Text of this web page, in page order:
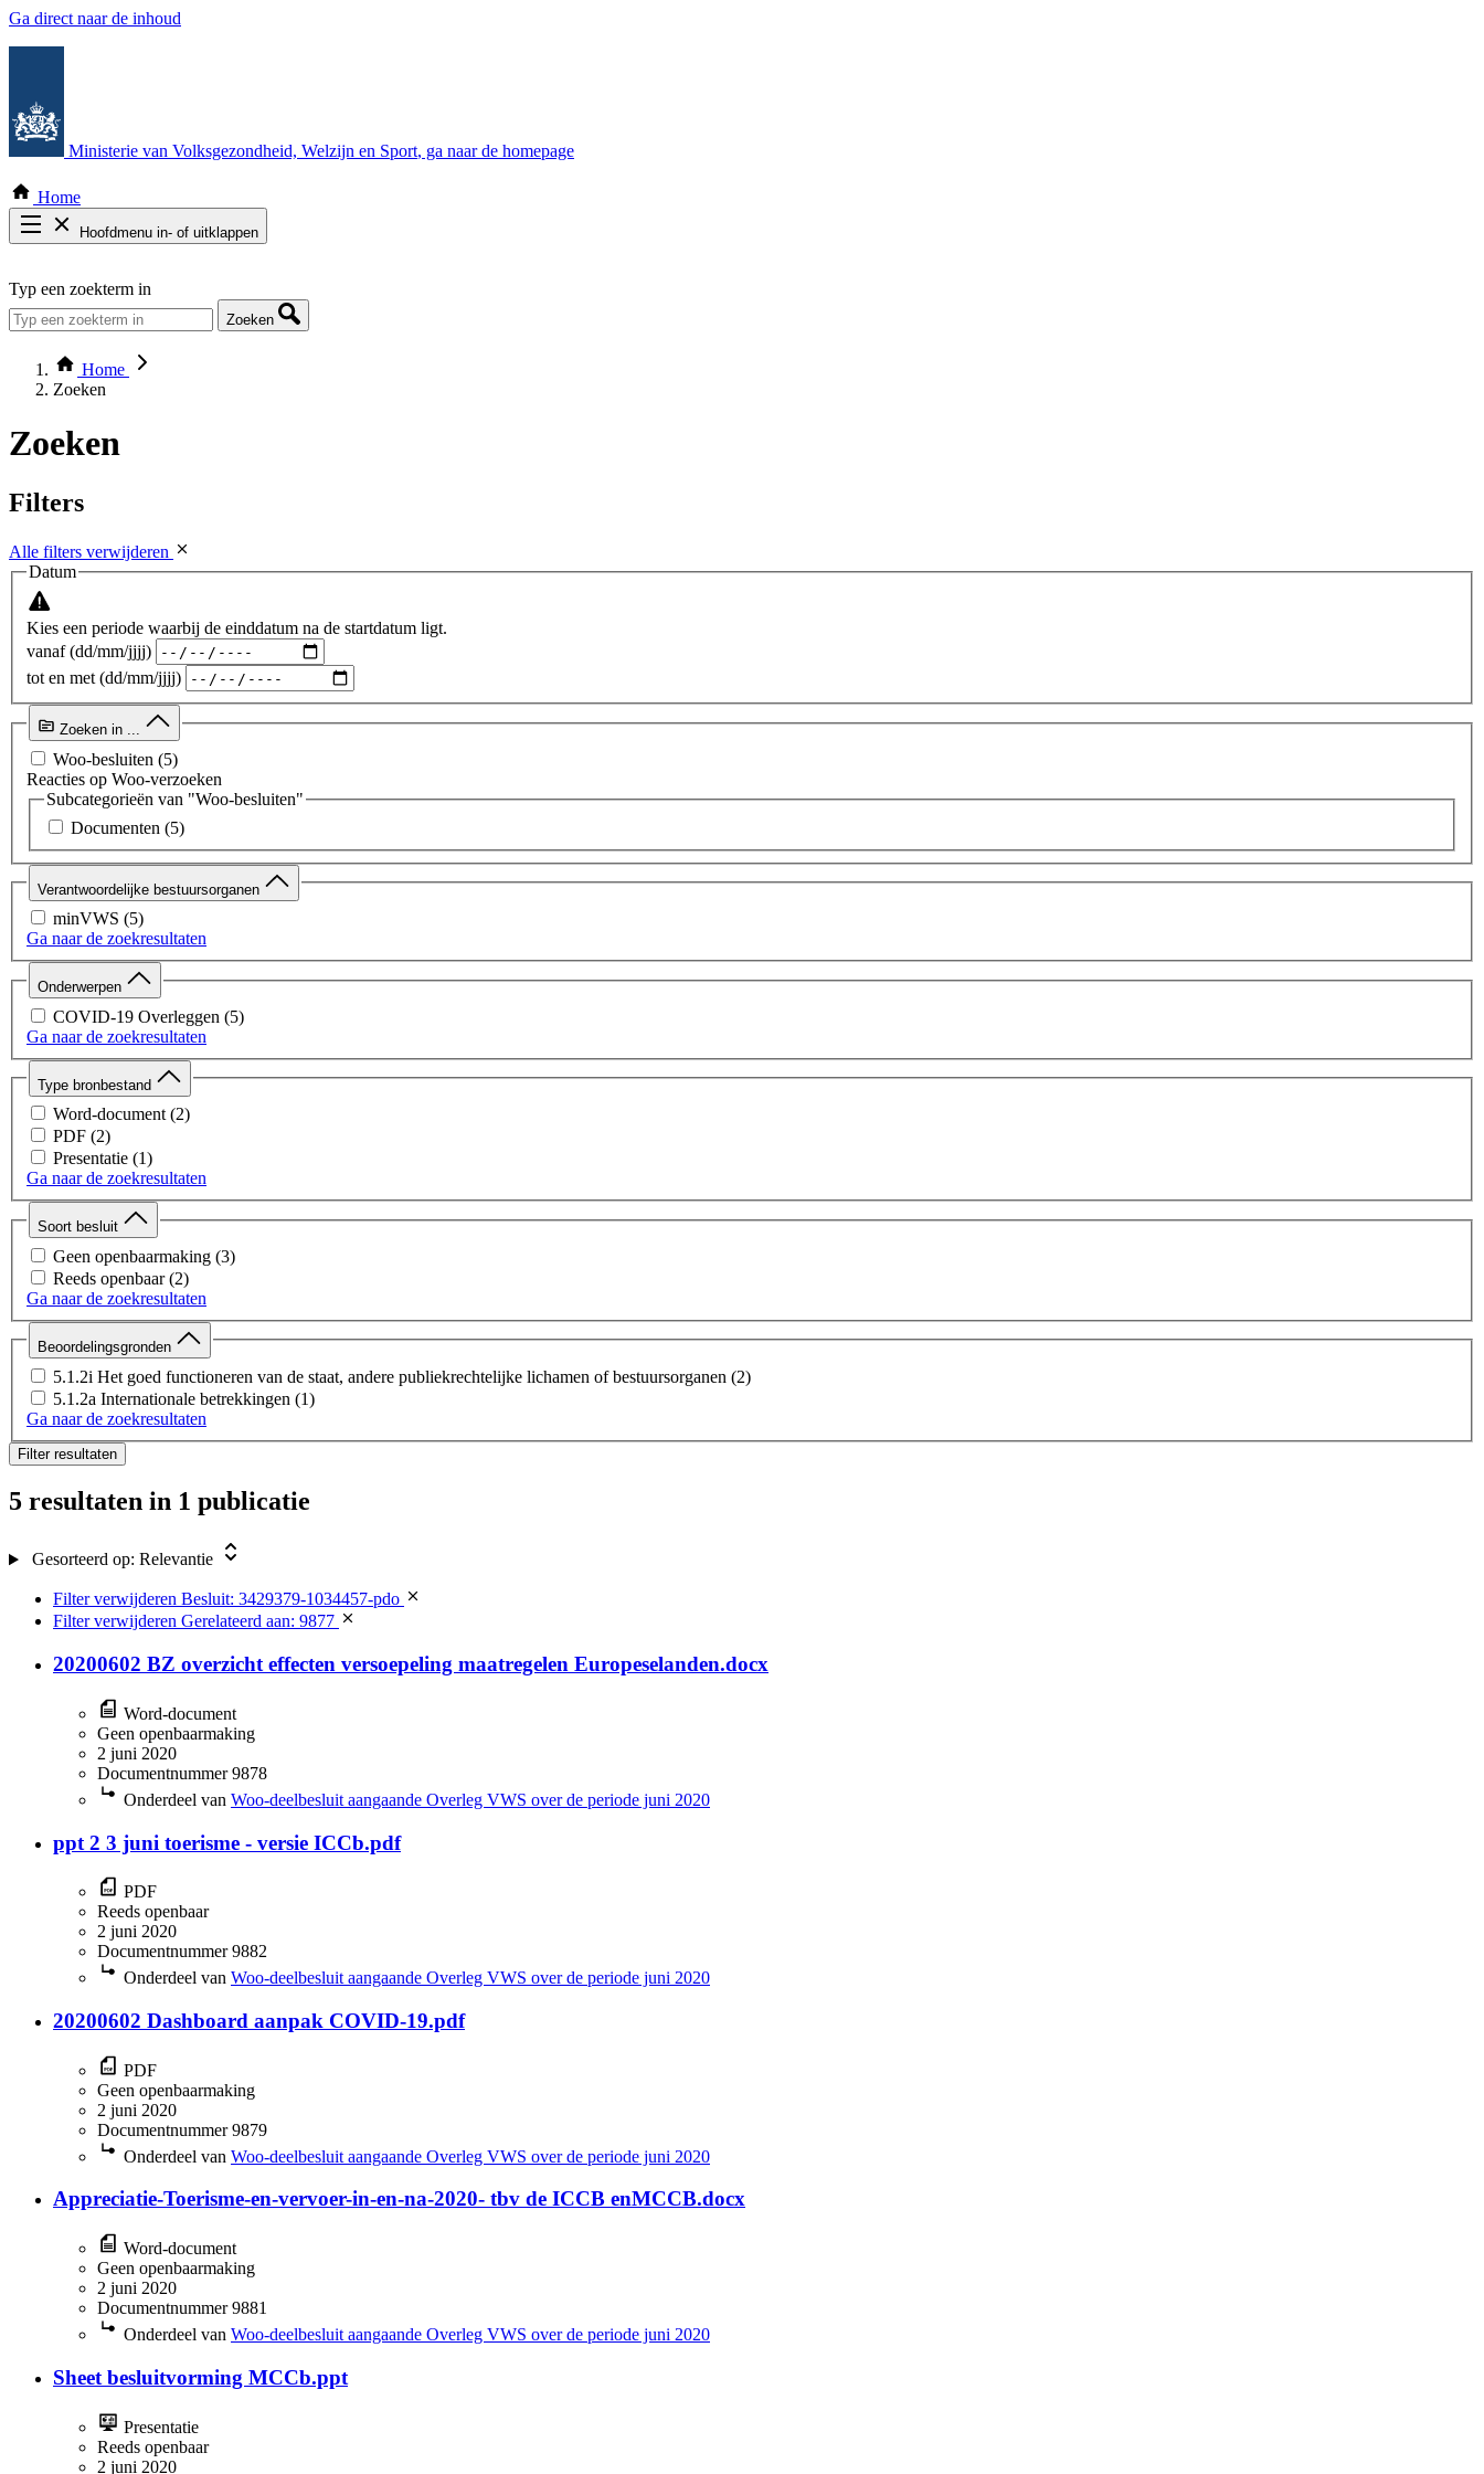
Ga direct naar de inhoud
Ministerie van Volksgezondheid, Welzijn en Sport, ga naar de homepage
Home
Hoofdmenu in- of uitklappen
Thema COVID-19
Bekijk per bestuursorgaan
Typ een zoekterm in
Zoeken
Home
Zoeken
Zoeken
Filters
Alle filters verwijderen
Datum
Kies een periode waarbij de einddatum na de startdatum ligt.
vanaf (dd/mm/jjjj)
tot en met (dd/mm/jjjj)
Zoeken in ...
Woo-besluiten (5)
Reacties op Woo-verzoeken
Subcategorieën van "Woo-besluiten"
Documenten (5)
Verantwoordelijke bestuursorganen
minVWS (5)
Ga naar de zoekresultaten
Onderwerpen
COVID-19 Overleggen (5)
Ga naar de zoekresultaten
Type bronbestand
Word-document (2)
PDF (2)
Presentatie (1)
Ga naar de zoekresultaten
Soort besluit
Geen openbaarmaking (3)
Reeds openbaar (2)
Ga naar de zoekresultaten
Beoordelingsgronden
5.1.2i Het goed functioneren van de staat, andere publiekrechtelijke lichamen of bestuursorganen (2)
5.1.2a Internationale betrekkingen (1)
Ga naar de zoekresultaten
Filter resultaten
5 resultaten in 1 publicatie
Gesorteerd op: Relevantie
Filter verwijderen Besluit: 3429379-1034457-pdo
Filter verwijderen Gerelateerd aan: 9877
20200602 BZ overzicht effecten versoepeling maatregelen Europeselanden.docx
Word-document
Geen openbaarmaking
2 juni 2020
Documentnummer 9878
Onderdeel van Woo-deelbesluit aangaande Overleg VWS over de periode juni 2020
ppt 2 3 juni toerisme - versie ICCb.pdf
PDF
Reeds openbaar
2 juni 2020
Documentnummer 9882
Onderdeel van Woo-deelbesluit aangaande Overleg VWS over de periode juni 2020
20200602 Dashboard aanpak COVID-19.pdf
PDF
Geen openbaarmaking
2 juni 2020
Documentnummer 9879
Onderdeel van Woo-deelbesluit aangaande Overleg VWS over de periode juni 2020
Appreciatie-Toerisme-en-vervoer-in-en-na-2020- tbv de ICCB enMCCB.docx
Word-document
Geen openbaarmaking
2 juni 2020
Documentnummer 9881
Onderdeel van Woo-deelbesluit aangaande Overleg VWS over de periode juni 2020
Sheet besluitvorming MCCb.ppt
Presentatie
Reeds openbaar
2 juni 2020